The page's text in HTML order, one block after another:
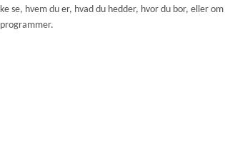
se, hvem du er, hvad du hedder, hvor du bor, eller om